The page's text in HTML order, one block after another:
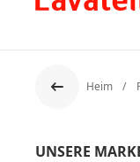
Der Rücken
Heim
UNSERE